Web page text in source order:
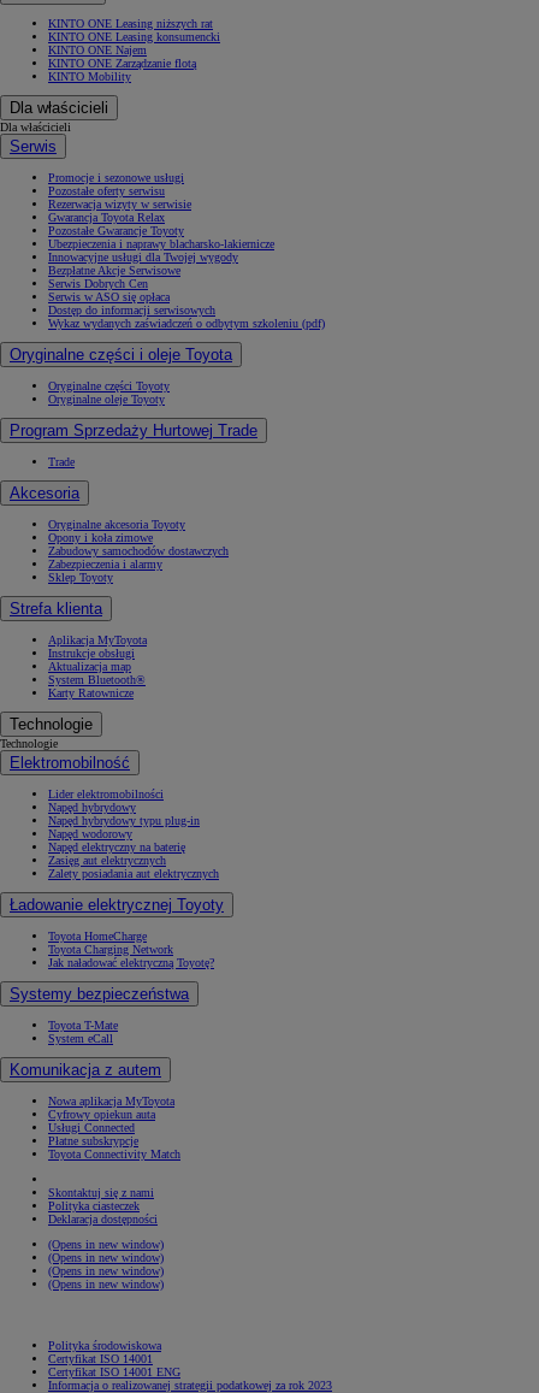
KINTO ONE Leasing niższych rat
KINTO ONE Leasing konsumencki
KINTO ONE Najem
KINTO ONE Zarządzanie flotą
KINTO Mobility
Dla właścicieli
Dla właścicieli
Serwis
Promocje i sezonowe usługi
Pozostałe oferty serwisu
Rezerwacja wizyty w serwisie
Gwarancja Toyota Relax
Pozostałe Gwarancje Toyoty
Ubezpieczenia i naprawy blacharsko-lakiernicze
Innowacyjne usługi dla Twojej wygody
Bezpłatne Akcje Serwisowe
Serwis Dobrych Cen
Serwis w ASO się opłaca
Dostęp do informacji serwisowych
Wykaz wydanych zaświadczeń o odbytym szkoleniu (pdf)
Oryginalne części i oleje Toyota
Oryginalne części Toyoty
Oryginalne oleje Toyoty
Program Sprzedaży Hurtowej Trade
Trade
Akcesoria
Oryginalne akcesoria Toyoty
Opony i koła zimowe
Zabudowy samochodów dostawczych
Zabezpieczenia i alarmy
Sklep Toyoty
Strefa klienta
Aplikacja MyToyota
Instrukcje obsługi
Aktualizacja map
System Bluetooth®
Karty Ratownicze
Technologie
Technologie
Elektromobilność
Lider elektromobilności
Napęd hybrydowy
Napęd hybrydowy typu plug-in
Napęd wodorowy
Napęd elektryczny na baterię
Zasięg aut elektrycznych
Zalety posiadania aut elektrycznych
Ładowanie elektrycznej Toyoty
Toyota HomeCharge
Toyota Charging Network
Jak naładować elektryczną Toyotę?
Systemy bezpieczeństwa
Toyota T-Mate
System eCall
Komunikacja z autem
Nowa aplikacja MyToyota
Cyfrowy opiekun auta
Usługi Connected
Płatne subskrypcje
Toyota Connectivity Match
Skontaktuj się z nami
Polityka ciasteczek
Deklaracja dostępności
(Opens in new window)
(Opens in new window)
(Opens in new window)
(Opens in new window)
Polityka środowiskowa
Certyfikat ISO 14001
Certyfikat ISO 14001 ENG
Informacja o realizowanej strategii podatkowej za rok 2023